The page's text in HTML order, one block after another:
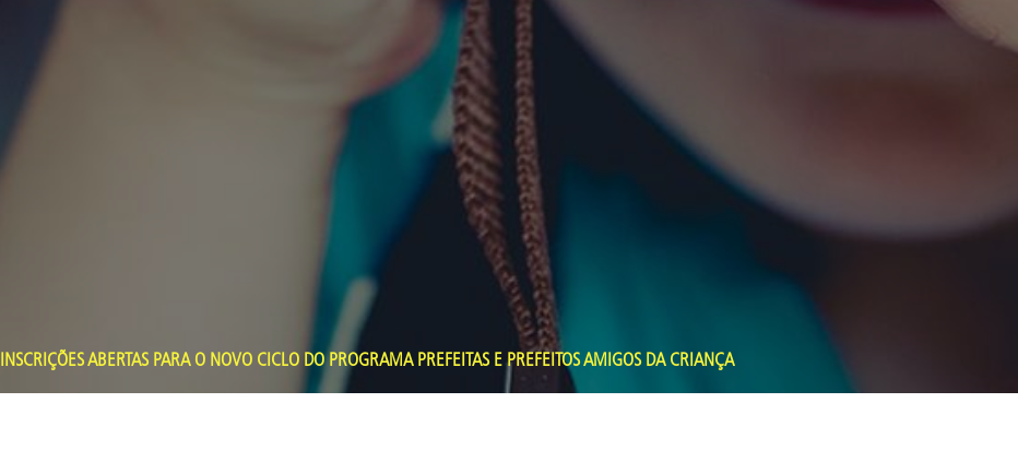
INSCRIÇÕES ABERTAS PARA O NOVO CICLO DO PROGRAMA PREFEITAS E PREFEITOS AMIGOS DA CRIANÇA